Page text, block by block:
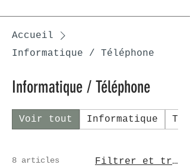
Accueil
Informatique / Téléphone
Informatique / Téléphone
Voir tout Informatique
8 articles Filtrer et trier